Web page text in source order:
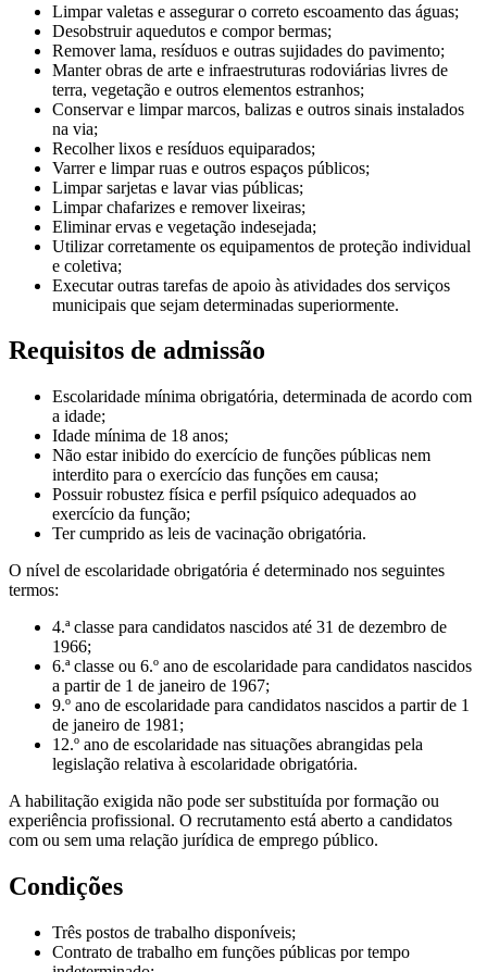
Limpar valetas e assegurar o correto escoamento das águas;
Desobstruir aquedutos e compor bermas;
Remover lama, resíduos e outras sujidades do pavimento;
Manter obras de arte e infraestruturas rodoviárias livres de
terra, vegetação e outros elementos estranhos;
Conservar e limpar marcos, balizas e outros sinais instalados
na via;
Recolher lixos e resíduos equiparados;
Varrer e limpar ruas e outros espaços públicos;
Limpar sarjetas e lavar vias públicas;
Limpar chafarizes e remover lixeiras;
Eliminar ervas e vegetação indesejada;
Utilizar corretamente os equipamentos de proteção individual
e coletiva;
Executar outras tarefas de apoio às atividades dos serviços
municipais que sejam determinadas superiormente.
Requisitos de admissão
Escolaridade mínima obrigatória, determinada de acordo com
a idade;
Idade mínima de 18 anos;
Não estar inibido do exercício de funções públicas nem
interdito para o exercício das funções em causa;
Possuir robustez física e perfil psíquico adequados ao
exercício da função;
Ter cumprido as leis de vacinação obrigatória.
O nível de escolaridade obrigatória é determinado nos seguintes
termos:
4.ª classe para candidatos nascidos até 31 de dezembro de
1966;
6.ª classe ou 6.º ano de escolaridade para candidatos nascidos
a partir de 1 de janeiro de 1967;
9.º ano de escolaridade para candidatos nascidos a partir de 1
de janeiro de 1981;
12.º ano de escolaridade nas situações abrangidas pela
legislação relativa à escolaridade obrigatória.
A habilitação exigida não pode ser substituída por formação ou
experiência profissional. O recrutamento está aberto a candidatos
com ou sem uma relação jurídica de emprego público.
Condições
Três postos de trabalho disponíveis;
Contrato de trabalho em funções públicas por tempo